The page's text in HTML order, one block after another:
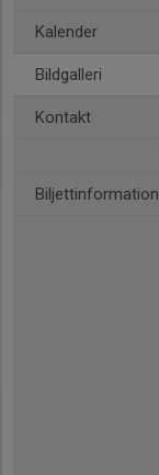
Kalender
Bildgalleri
Kontakt
Biljettinformation